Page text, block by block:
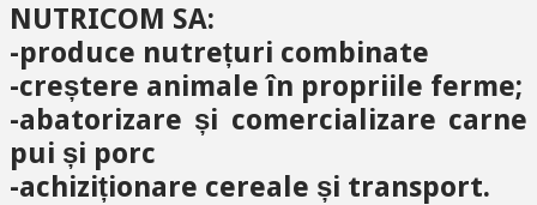
NUTRICOM SA:
-produce nutrețuri combinate
-creștere animale în propriile ferme;
-abatorizare și comercializare carne
pui și porc
-achiziționare cereale și transport.